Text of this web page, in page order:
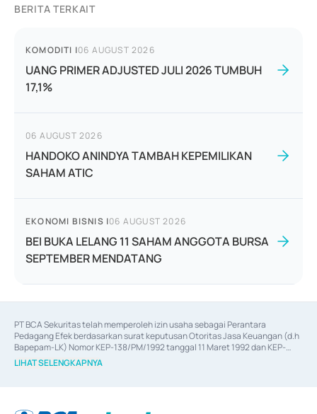
BERITA TERKAIT
KOMODITI |06 AUGUST 2026
UANG PRIMER ADJUSTED JULI 2026 TUMBUH
17,1%
06 AUGUST 2026
HANDOKO ANINDYA TAMBAH KEPEMILIKAN
SAHAM ATIC
EKONOMI BISNIS |06 AUGUST 2026
BEI BUKA LELANG 11 SAHAM ANGGOTA BURSA
SEPTEMBER MENDATANG
PT BCA Sekuritas telah memperoleh izin usaha sebagai Perantara
Pedagang Efek berdasarkan surat keputusan Otoritas Jasa Keuangan (d.h
Bapepam-LK) Nomor KEP-138/PM/1992 tanggal 11 Maret 1992 dan KEP-
06/D.04/2014 tanggal 28 Februari 2014, izin usaha sebagai Penjamin Emisi
Efek berdasarkan surat keputusan Otoritas Jasa Keuangan Nomor KEP-
LIHAT SELENGKAPNYA